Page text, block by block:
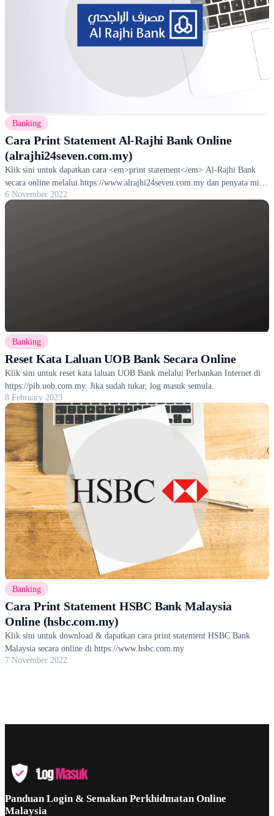
Banking
Cara Print Statement Al-Rajhi Bank Online
(alrajhi24seven.com.my)
Klik sini untuk dapatkan cara <em>print statement</em> Al-Rajhi Bank
secara online melalui https://www.alrajhi24seven.com.my dan penyata mini
di ATM
6 November 2022
Banking
Reset Kata Laluan UOB Bank Secara Online
Klik sini untuk reset kata laluan UOB Bank melalui Perbankan Internet di
https://pib.uob.com.my. Jika sudah tukar, log masuk semula.
8 February 2023
Banking
Cara Print Statement HSBC Bank Malaysia
Online (hsbc.com.my)
Klik sini untuk download & dapatkan cara print statement HSBC Bank
Malaysia secara online di https://www.hsbc.com.my
7 November 2022
Panduan Login & Semakan Perkhidmatan Online
Malaysia